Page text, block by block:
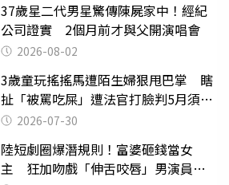
37歲星二代男星驚傳陳屍家中！經紀
公司證實 2個月前才與父開演唱會
2026-08-02
3歲童玩搖搖馬遭陌生婦狠甩巴掌 瞎
扯「被罵吃屎」遭法官打臉判5月須入
監 2026-07-30
陸短劇圈爆潛規則！富婆砸錢當女
主 狂加吻戲「伸舌咬唇」男演員崩